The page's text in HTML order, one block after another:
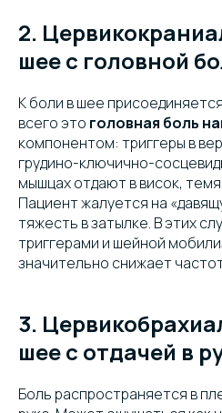
2.
шее с головной
К боли в шее
всего это головная боль
компонентом: триггеры в
грудино-ключично-
мышцах отдают в висок,
Пациент жалуется на
тяжесть в затылке. В этих
триггерами и шейной
значительно снижает
3.
шее с отдачей в
Боль распространяется в